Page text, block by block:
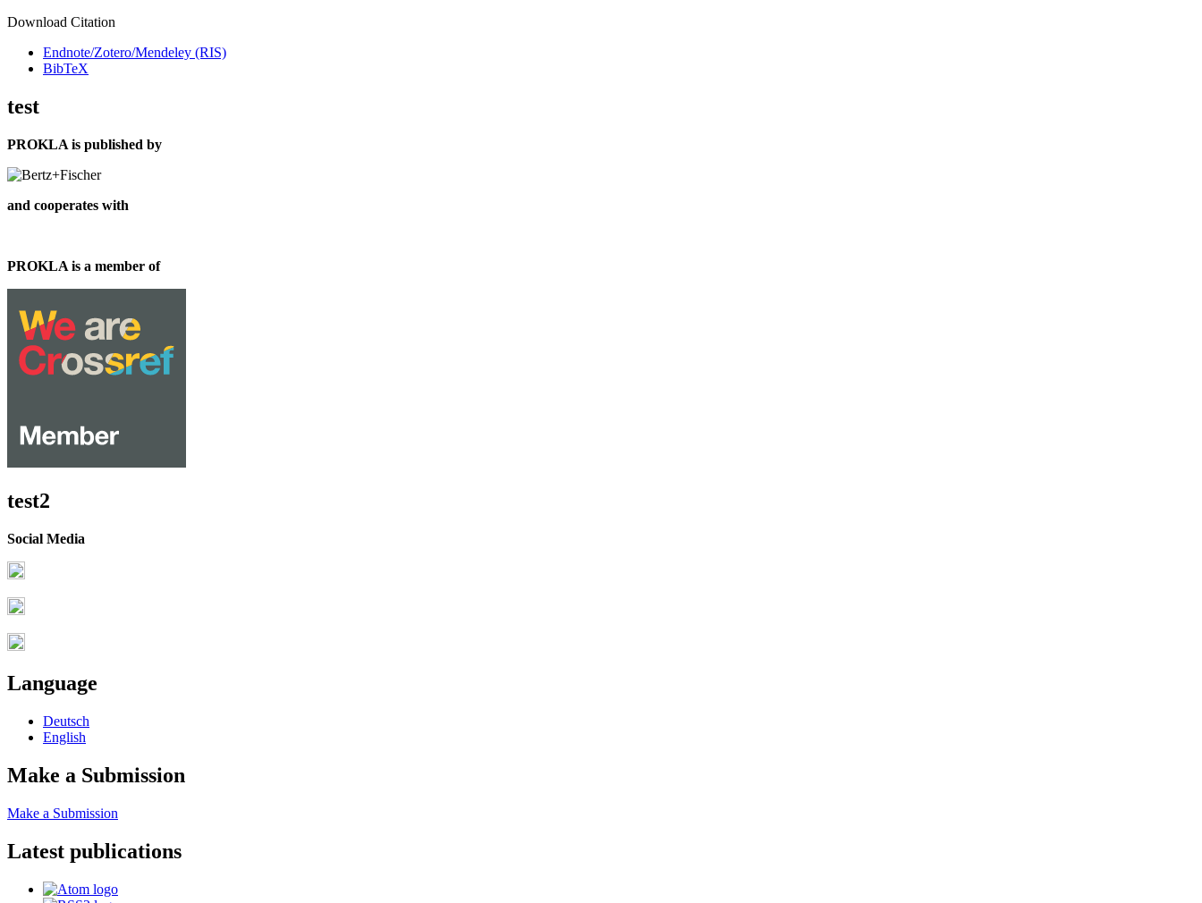
Download Citation
Endnote/Zotero/Mendeley (RIS)
BibTeX
test
PROKLA is published by
and cooperates with
PROKLA is a member of
test2
Social Media
Language
Deutsch
English
Make a Submission
Make a Submission
Latest publications